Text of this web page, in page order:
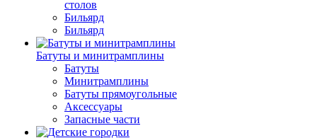
столов
Бильяpд
Бильяpд
Батуты и минитрамплины
Батуты
Минитрамплины
Батуты прямоугольные
Аксессуары
Запасные части